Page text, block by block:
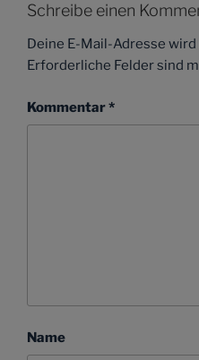
Schreibe einen
Deine E-Mail-Adresse
Erforderliche Felder sind
Kommentar*
Name